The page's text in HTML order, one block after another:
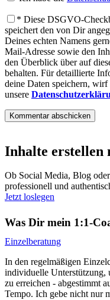
* Diese DSGVO-
speichert den von Dir
Deines echten Namens
Mail-Adresse sowie den
den Überblick über auf
behalten. Für detaillierte
deine Daten speichern,
unsere
Inhalte
Ob Social Media, Blog
professionell und
Jetzt loslegen
Was Dir mein 1:1-
Einzelberatung
In den regelmäßigen
individuelle Unterstützung,
zu erreichen - abgestimmt
Tempo. Ich gebe nicht nur